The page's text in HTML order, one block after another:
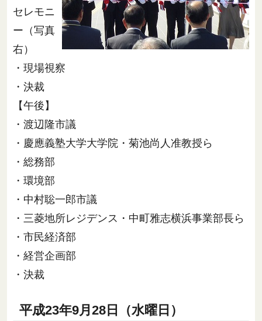
セレモニ
ー（写真
右）
・現場視察
・決裁
【午後】
・渡辺隆市議
・慶應義塾大学大学院・菊池尚人准教授ら
・総務部
・環境部
・中村聡一郎市議
・三菱地所レジデンス・中町雅志横浜事業部長ら
・市民経済部
・経営企画部
・決裁
平成23年9月28日（水曜日）